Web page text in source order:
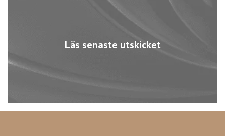
Läs senaste utskicket